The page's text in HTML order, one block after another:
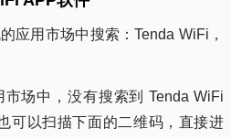
应用市场中搜索：Tenda WiFi，
场中，没有搜索到 Tenda WiFi
可以扫描下面的二维码，直接进